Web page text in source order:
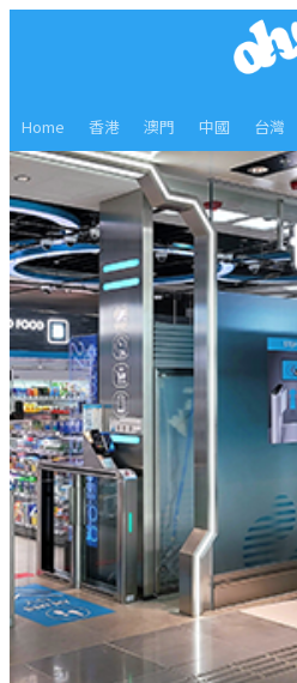
Home 香港 澳門 中國 台灣